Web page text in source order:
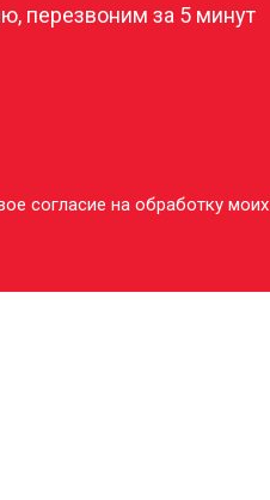
перезвоним за 5 минут
согласие на обработку моих